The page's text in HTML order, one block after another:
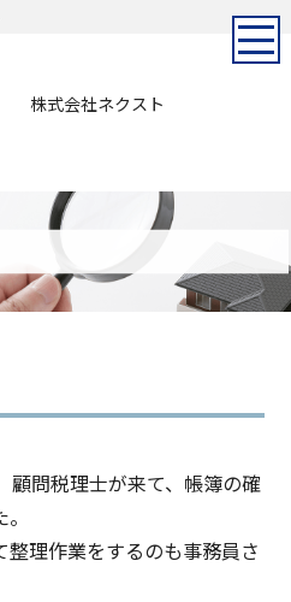
株式会社ネクスト
顧問税理士が来て、帳簿の確
理作業をするのも事務員さ